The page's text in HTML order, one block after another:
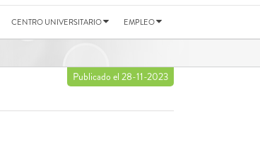
CENTRO UNIVERSITARIO EMPLEO
Publicado el 28-11-2023